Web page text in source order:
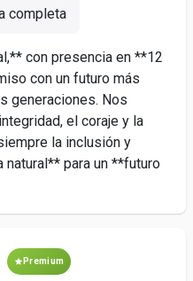
completa
con presencia en **12
con un futuro más
generaciones. Nos
el coraje y la
la inclusión y
para un **futuro
Premium